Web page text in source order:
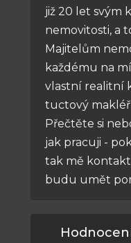
již 20 let svým
nemovitosti, a
Majitelům
každému na
vlastní realitní
tuctový makléř
Přečtěte si
jak pracuji -
tak mě
budu umět